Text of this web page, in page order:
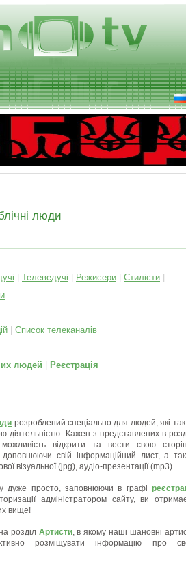
люди
Телеведучі Режисери Стилісти
Список телеканалів
людей Реєстрація
розроблений спеціально для людей, які так
діятельністю. Кажен з представлених в
відкрити та вести свою
свій інформаційний лист, а
візуальної (jpg), аудіо-презентації (mp3).
дуже просто, заповнюючи в графі
адміністратором сайту, ви
вище!
розділ Артисти, в якому наші шановні
розміщувати інформацію про